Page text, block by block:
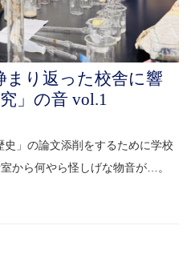
まり返った校舎に響
」の音 vol.1
」の論文添削をするために学校
から何やら怪しげな物音が…。